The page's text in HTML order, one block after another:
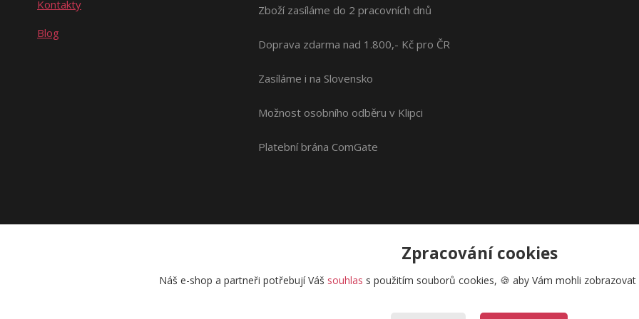
Kontakty
Blog
Zboží zasíláme do 2 pracovních dnů
Doprava zdarma nad 1.800,- Kč pro ČR
Zasíláme i na Slovensko
Možnost osobního odběru v Klipci
Platební brána ComGate
Zpracování cookies
Náš e-shop a partneři potřebují Váš souhlas s použitím souborů cookies, 🍪 aby Vám mohli